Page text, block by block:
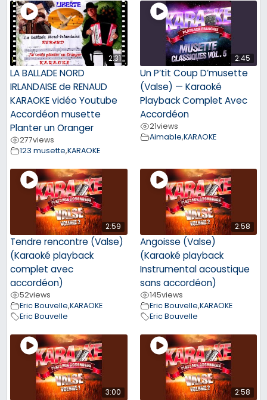
2:31
LA BALLADE NORD
IRLANDAISE de RENAUD
KARAOKE vidéo Youtube
Accordéon musette
Planter un Oranger
277views
123 musette,KARAOKE
2:45
Un P’tit Coup D’musette
(Valse) — Karaoké
Playback Complet Avec
Accordéon
21views
Aimable,KARAOKE
2:59
Tendre rencontre (Valse)
(Karaoké playback
complet avec
accordéon)
52views
Eric Bouvelle,KARAOKE
Eric Bouvelle
2:58
Angoisse (Valse)
(Karaoké playback
Instrumental acoustique
sans accordéon)
145views
Eric Bouvelle,KARAOKE
Eric Bouvelle
3:00 2:58